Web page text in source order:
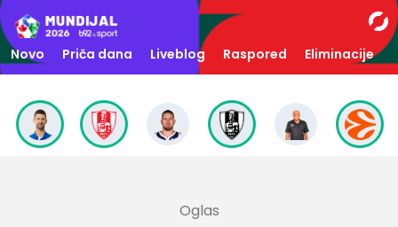
Novo Priča dana Liveblog Raspored Eliminacije